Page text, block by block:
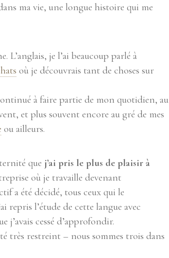
ma vie, une longue histoire qui me
L’anglais, je l’ai beaucoup parlé à
où je découvrais tant de choses sur
à faire partie de mon quotidien, au
et plus souvent encore au gré de mes
ou ailleurs.
que j’ai pris le plus de plaisir à
où je travaille devenant
a été décidé, tous ceux qui le
repris l’étude de cette langue avec
j’avais cessé d’approfondir.
très restreint – nous sommes trois dans